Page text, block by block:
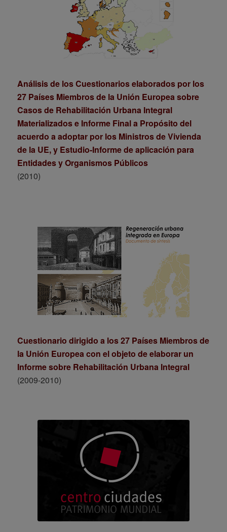
Análisis de los Cuestionarios elaborados por los
27 Países Miembros de la Unión Europea sobre
Casos de Rehabilitación Urbana Integral
Materializados e Informe Final a Propósito del
acuerdo a adoptar por los Ministros de Vivienda
de la UE, y Estudio-Informe de aplicación para
Entidades y Organismos Públicos
(2010)
Cuestionario dirigido a los 27 Países Miembros de
la Unión Europea con el objeto de elaborar un
Informe sobre Rehabilitación Urbana Integral
(2009-2010)